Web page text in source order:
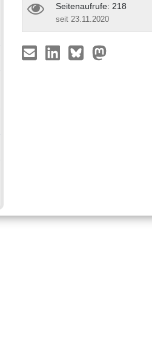
Seitenaufrufe: 218
seit 23.11.2020